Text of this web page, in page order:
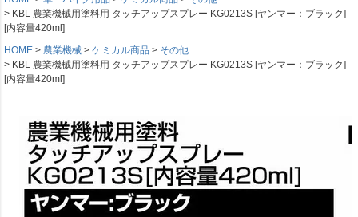
KBL 農業機械用塗料用 タッチアップスプレー KG0213S [ヤンマー：ブラック]
[内容量420ml]
HOME
農業機械 ケミカル商品
その他
KBL 農業機械用塗料用 タッチアップスプレー KG0213S [ヤンマー：ブラック]
[内容量420ml]